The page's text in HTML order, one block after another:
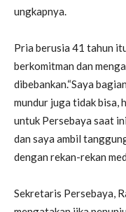
ungkapnya.
Pria berusia 41 tahun
berkomitman dan
dibebankan.“Saya
mundur juga tidak bisa,
untuk Persebaya saat
dan saya ambil
dengan rekan-rekan
Sekretaris Persebaya,